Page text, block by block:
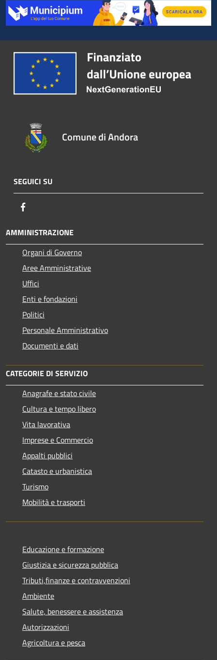
Comune di Andora
SEGUICI SU
AMMINISTRAZIONE
Organi di Governo
Aree Amministrative
Uffici
Enti e fondazioni
Politici
Personale Amministrativo
Documenti e dati
CATEGORIE DI SERVIZIO
Anagrafe e stato civile
Cultura e tempo libero
Vita lavorativa
Imprese e Commercio
Appalti pubblici
Catasto e urbanistica
Turismo
Mobilità e trasporti
Educazione e formazione
Giustizia e sicurezza pubblica
Tributi,finanze e contravvenzioni
Ambiente
Salute, benessere e assistenza
Autorizzazioni
Agricoltura e pesca